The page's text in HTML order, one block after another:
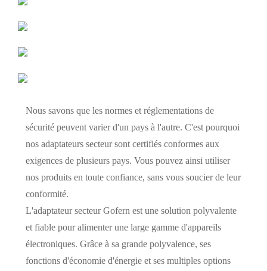
Nous savons que les normes et réglementations de
sécurité peuvent varier d'un pays à l'autre. C'est pourquoi
nos adaptateurs secteur sont certifiés conformes aux
exigences de plusieurs pays. Vous pouvez ainsi utiliser
nos produits en toute confiance, sans vous soucier de leur
conformité.
L'adaptateur secteur Gofern est une solution polyvalente
et fiable pour alimenter une large gamme d'appareils
électroniques. Grâce à sa grande polyvalence, ses
fonctions d'économie d'énergie et ses multiples options